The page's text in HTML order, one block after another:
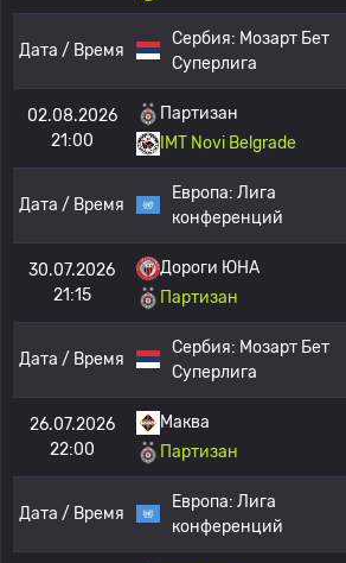
Дата / Время
Сербия: Мозарт Бет
Суперлига
02.08.2026
21:00
Партизан
IMT Novi Belgrade
Дата / Время
Европа: Лига
конференций
30.07.2026
21:15
Дороги ЮНА
Партизан
Дата / Время
Сербия: Мозарт Бет
Суперлига
26.07.2026
22:00
Маква
Партизан
Дата / Время
Европа: Лига
конференций